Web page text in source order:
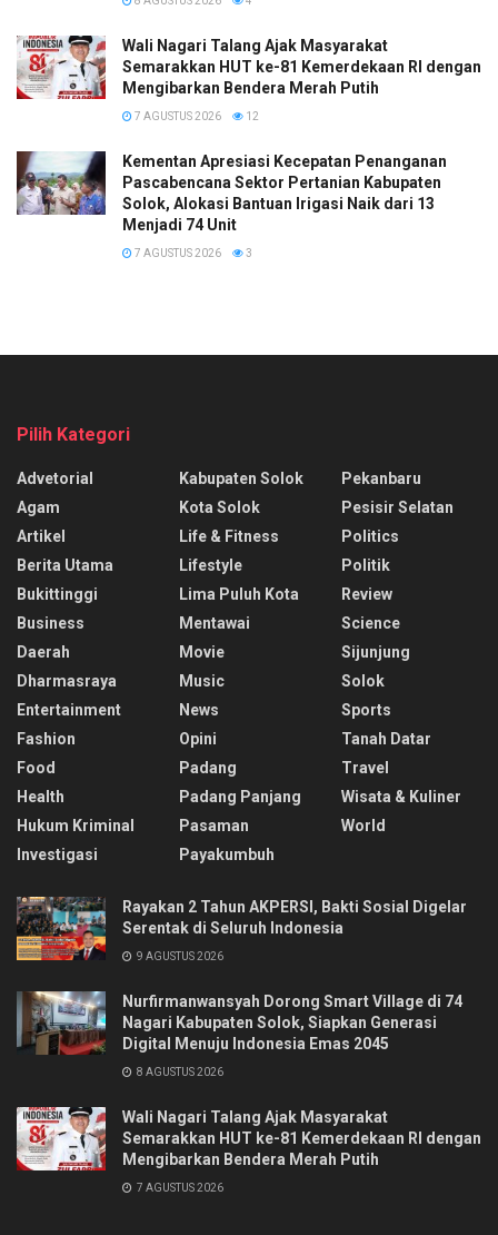
Wali Nagari Talang Ajak Masyarakat
Semarakkan HUT ke-81 Kemerdekaan RI dengan
Mengibarkan Bendera Merah Putih
7 AGUSTUS 2026 12
Kementan Apresiasi Kecepatan Penanganan
Pascabencana Sektor Pertanian Kabupaten
Solok, Alokasi Bantuan Irigasi Naik dari 13
Menjadi 74 Unit
7 AGUSTUS 2026 3
Pilih Kategori
Advetorial
Agam
Artikel
Berita Utama
Bukittinggi
Business
Daerah
Dharmasraya
Entertainment
Fashion
Food
Health
Hukum Kriminal
Investigasi
Kabupaten Solok
Kota Solok
Life & Fitness
Lifestyle
Lima Puluh Kota
Mentawai
Movie
Music
News
Opini
Padang
Padang Panjang
Pasaman
Payakumbuh
Pekanbaru
Pesisir Selatan
Politics
Politik
Review
Science
Sijunjung
Solok
Sports
Tanah Datar
Travel
Wisata & Kuliner
World
Rayakan 2 Tahun AKPERSI, Bakti Sosial Digelar
Serentak di Seluruh Indonesia
9 AGUSTUS 2026
Nurfirmanwansyah Dorong Smart Village di 74
Nagari Kabupaten Solok, Siapkan Generasi
Digital Menuju Indonesia Emas 2045
8 AGUSTUS 2026
Wali Nagari Talang Ajak Masyarakat
Semarakkan HUT ke-81 Kemerdekaan RI dengan
Mengibarkan Bendera Merah Putih
7 AGUSTUS 2026